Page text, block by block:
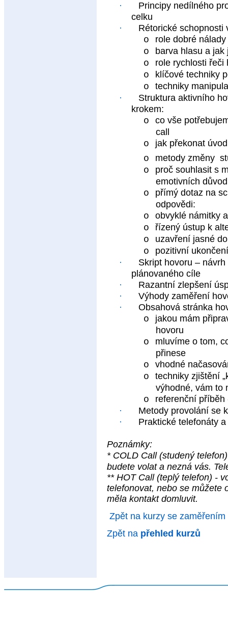
·
Principy nedílného
celku
·
Rétorické
o
role dobré
o
barva hlasu a jak
o
role rychlosti řeči
o
klíčové techniky
o
techniky
·
Struktura aktivního
krokem:
o
co vše
call
o
jak překonat
o
metody změny
o
proč souhlasit s
emotivních
o
přímý dotaz na
odpovědi:
o
obvyklé námitky
o
řízený ústup k
o
uzavření jasné
o
pozitivní
·
Skript hovoru –
plánovaného cíle
·
Razantní zlepšení
·
Výhody zaměření
·
Obsahová stránka
o
jakou mám
hovoru
o
mluvíme o tom,
přinese
o
vhodné
o
techniky zjištění
výhodné, vám to
o
referenční
·
Metody provolání se
·
Praktické telefonáty
Poznámky:
* COLD Call (studený
budete volat a nezná vás.
** HOT Call (teplý telefon) -
telefonovat, nebo se můžete
měla kontakt domluvit.
Zpět na kurzy se
Zpět na přehled kurzů